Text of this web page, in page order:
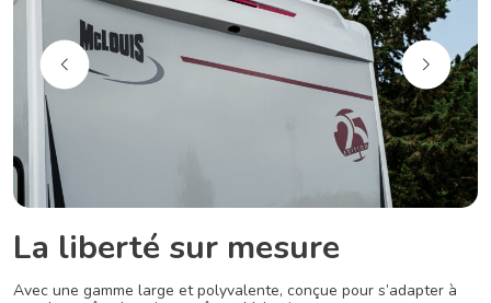
La liberté sur mesure
Avec une gamme large et polyvalente, conçue pour s’adapter à